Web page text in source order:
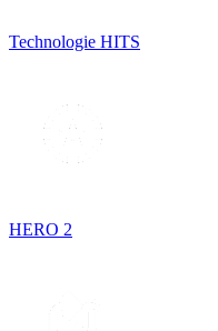
Technologie HITS
HERO 2